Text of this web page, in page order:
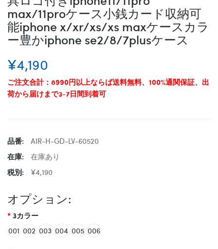
max/11proケース小銭カード収納可
能iphone x/xr/xs/xs maxケースカラ
ー豊かiphone se2/8/7plusケース
¥4,190
ご注文合計：8990円以上ならば送料無料、100%通関保証、出
荷から届けまで3-7日間到着可
品番:
AIR-H-GD-LV-60520
在庫:
在庫あり
税別:
¥4,190
オプション:
3カラー
001 002 003 004 005 006